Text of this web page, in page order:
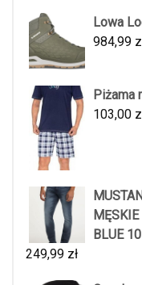
Lowa
984,99
Piżama
103,00
BLUE
249,99 zł